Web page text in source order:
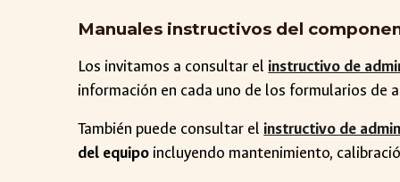
Manuales instructivos del
Los invitamos a consultar elinstructivo de
información en cada uno de los formularios de
También puede consultar elinstructivo de
del equipo incluyendo mantenimiento,